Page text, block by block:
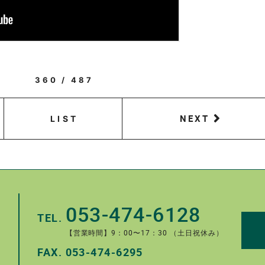
360 / 487
LIST NEXT
TEL. 053-474-6128
【営業時間】9：00〜17：30 （土日祝休み）
FAX. 053-474-6295